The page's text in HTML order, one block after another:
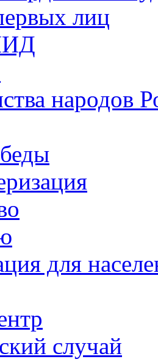
лиц
народов
для
случай